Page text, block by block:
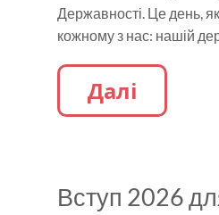
Державності. Це день,
кожному з нас: нашій
Далі
Вступ 2026